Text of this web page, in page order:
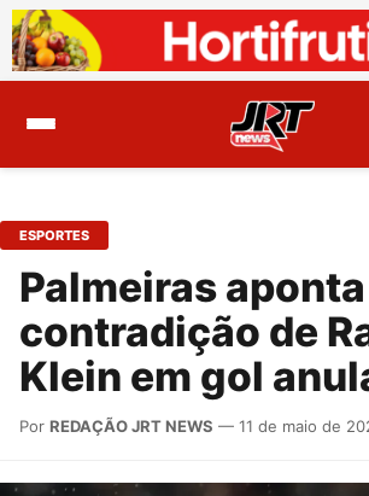
ESPORTES
Palmeiras aponta
contradição de
Klein em gol
Por REDAÇÃO JRT NEWS — 11 de maio de